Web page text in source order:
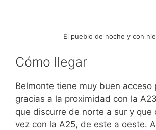
El pueblo de noche y con
Cómo llegar
Belmonte tiene muy buen acceso
gracias a la proximidad con la
que discurre de norte a sur y que
vez con la A25, de este a oeste.